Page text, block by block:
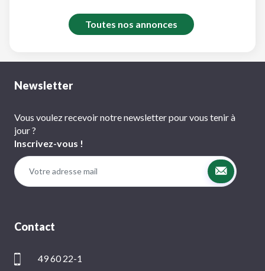
Toutes nos annonces
Newsletter
Vous voulez recevoir notre newsletter pour vous tenir à
jour ?
Inscrivez-vous !
Contact
49 60 22-1